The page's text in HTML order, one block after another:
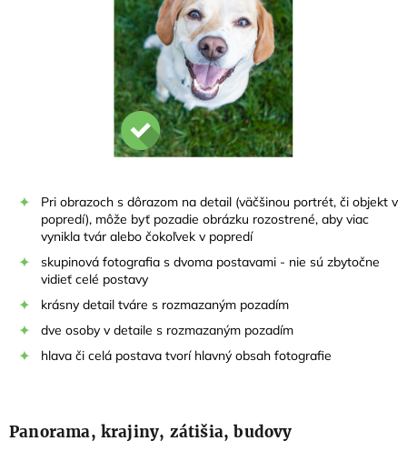
Pri obrazoch s dôrazom na detail (väčšinou portrét, či objekt v
popredí), môže byť pozadie obrázku rozostrené, aby viac
vynikla tvár alebo čokoľvek v popredí
skupinová fotografia s dvoma postavami - nie sú zbytočne
vidieť celé postavy
krásny detail tváre s rozmazaným pozadím
dve osoby v detaile s rozmazaným pozadím
hlava či celá postava tvorí hlavný obsah fotografie
Panorama, krajiny, zátišia, budovy